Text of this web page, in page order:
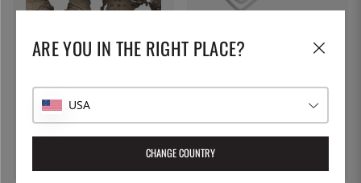
PEUGEOT
Peppar, Vild Timut, 40 g,
Nepal - Peugeot
Köttskrapa i plast
ARE YOU IN THE RIGHT PLACE?
USA
CHANGE COUNTRY